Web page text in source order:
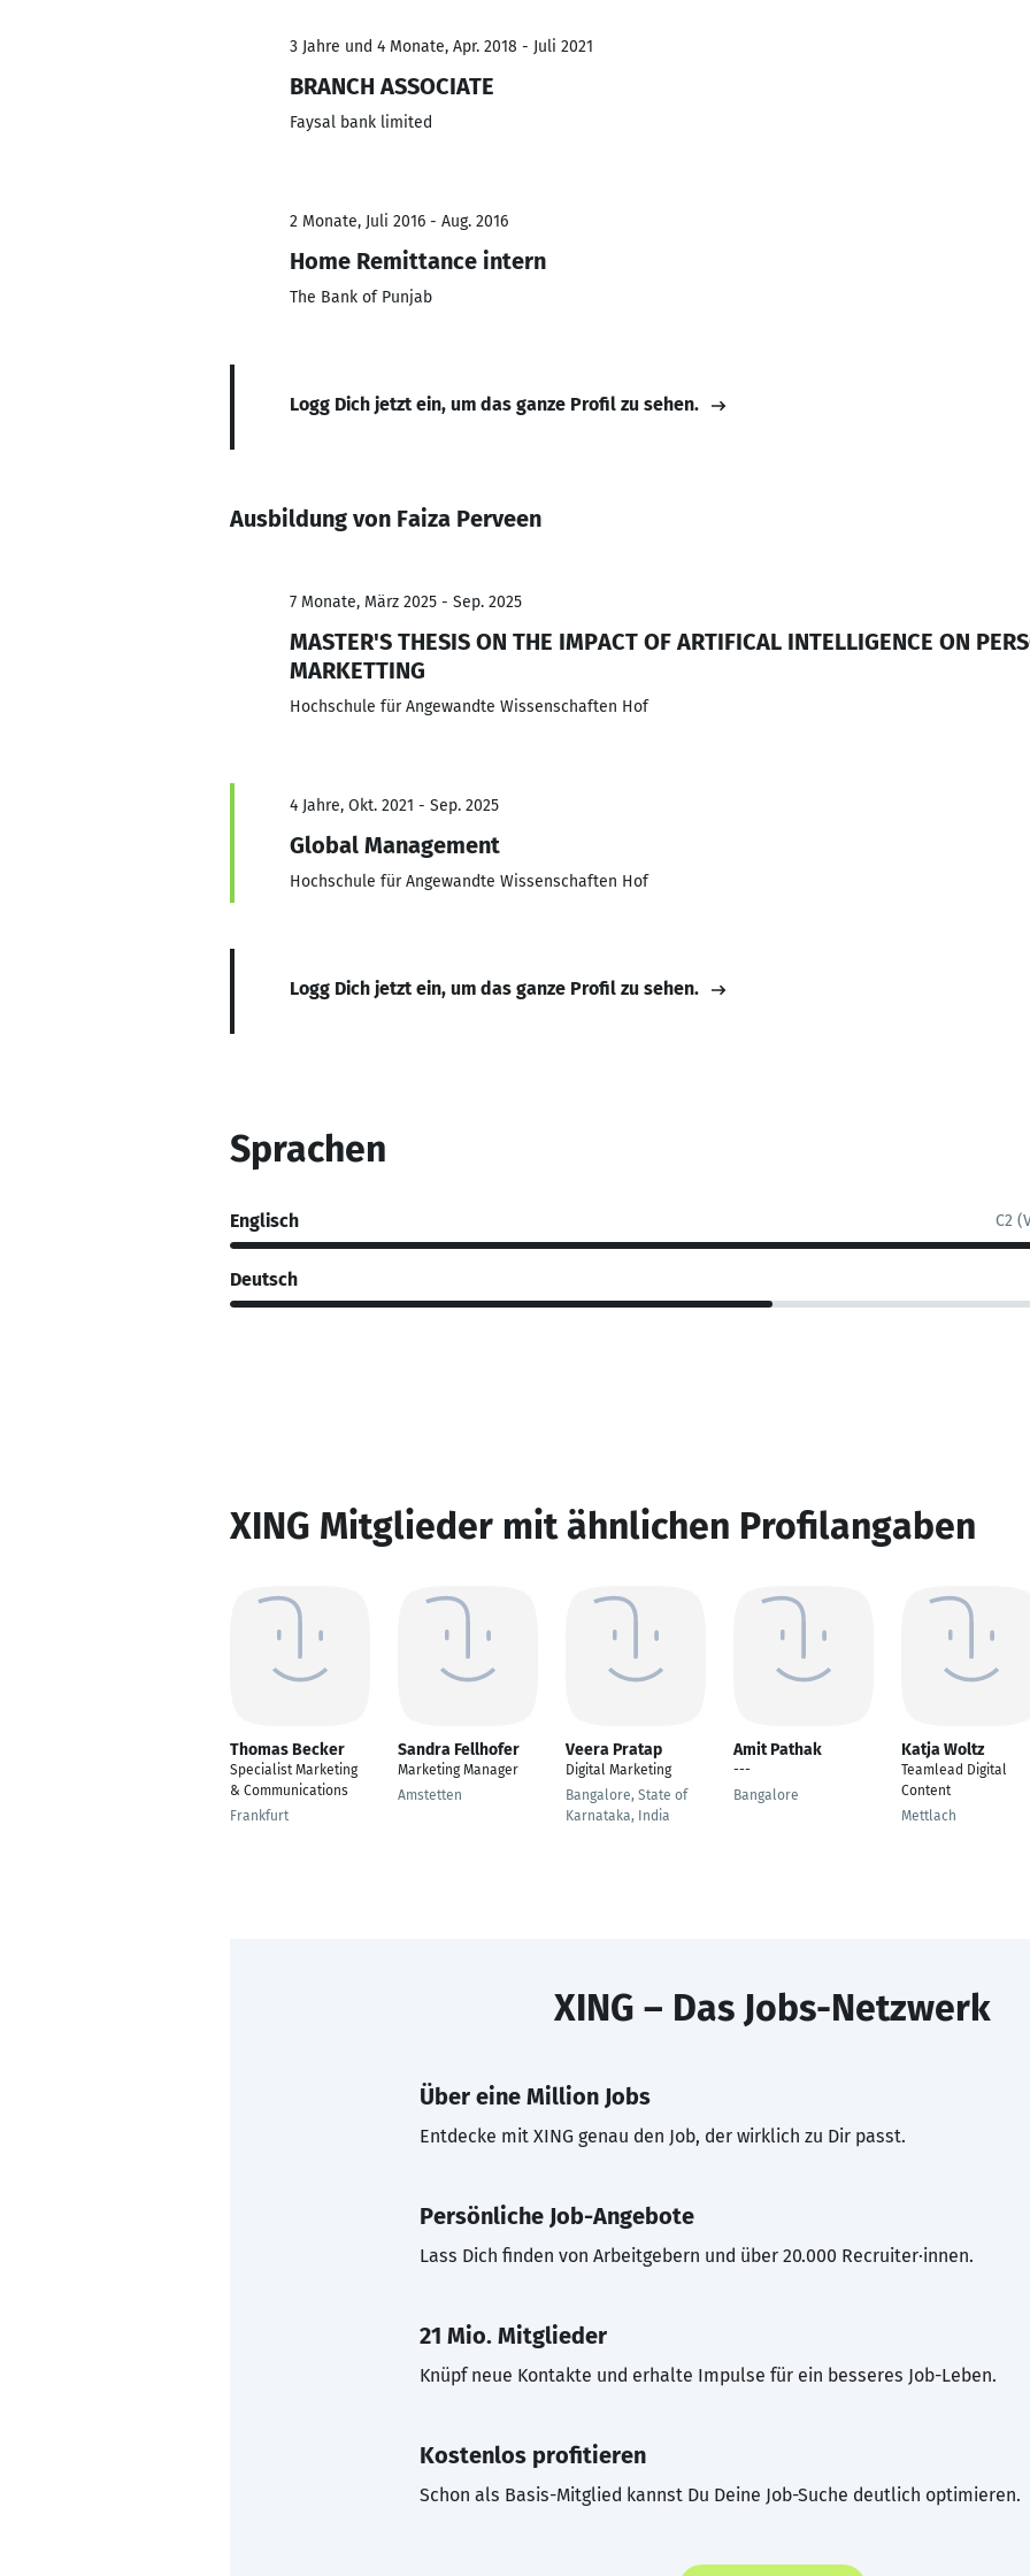
3 Jahre und 4 Monate, Apr. 2018 - Juli 2021
BRANCH ASSOCIATE
Faysal bank limited
2 Monate, Juli 2016 - Aug. 2016
Home Remittance intern
The Bank of Punjab
Logg Dich jetzt ein, um das ganze Profil zu sehen.
Ausbildung von Faiza Perveen
7 Monate, März 2025 - Sep. 2025
MASTER'S THESIS ON THE IMPACT OF ARTIFICAL INTELLIGENCE ON
MARKETTING
Hochschule für Angewandte Wissenschaften Hof
4 Jahre, Okt. 2021 - Sep. 2025
Global Management
Hochschule für Angewandte Wissenschaften Hof
Logg Dich jetzt ein, um das ganze Profil zu sehen.
Sprachen
Englisch C2
Deutsch
XING Mitglieder mit ähnlichen Profilangaben
Thomas Becker
Specialist Marketing
& Communications
Frankfurt
Sandra Fellhofer
Marketing Manager
Amstetten
Veera Pratap
Digital Marketing
Bangalore, State of
Karnataka, India
Amit Pathak
---
Bangalore
Katja Woltz
Teamlead Digital
Content
Mettlach
XING – Das Jobs-Netzwerk
Über eine Million Jobs
Entdecke mit XING genau den Job, der wirklich zu Dir passt.
Persönliche Job-Angebote
Lass Dich finden von Arbeitgebern und über 20.000 Recruiter·innen.
21 Mio. Mitglieder
Knüpf neue Kontakte und erhalte Impulse für ein besseres Job-Leben.
Kostenlos profitieren
Schon als Basis-Mitglied kannst Du Deine Job-Suche deutlich optimieren.